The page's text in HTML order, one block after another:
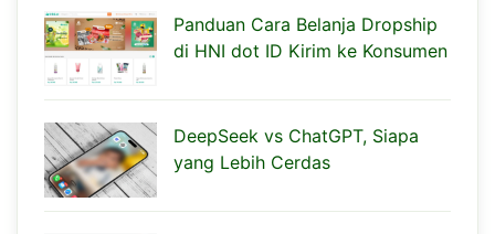
Panduan Cara Belanja Dropship
di HNI dot ID Kirim ke Konsumen
DeepSeek vs ChatGPT, Siapa
yang Lebih Cerdas